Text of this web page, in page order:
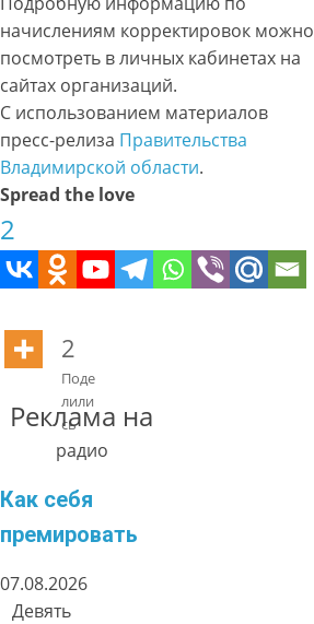
начислениям корректировок можно
посмотреть в личных кабинетах на
сайтах организаций.
С использованием материалов
пресс-релиза Правительства
Владимирской области.
Spread the love
2
2
Поде
лили
сь
Реклама на
радио
Как себя
премировать
07.08.2026
Девять